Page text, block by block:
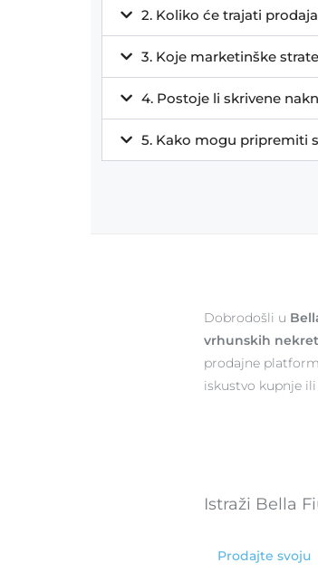
2. Koliko će trajati
3. Koje marketinške
4. Postoje li skrivene
5. Kako mogu pripremiti
Dobrodošli u
vrhunskih
prodajne
iskustvo kupnje
Istraži Bella
Prodajte svoju